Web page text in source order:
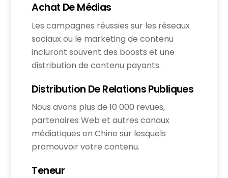
Achat De Médias
Les campagnes réussies sur les réseaux
sociaux ou le marketing de contenu
incluront souvent des boosts et une
distribution de contenu payants.
Distribution De Relations Publiques
Nous avons plus de 10 000 revues,
partenaires Web et autres canaux
médiatiques en Chine sur lesquels
promouvoir votre contenu.
Teneur